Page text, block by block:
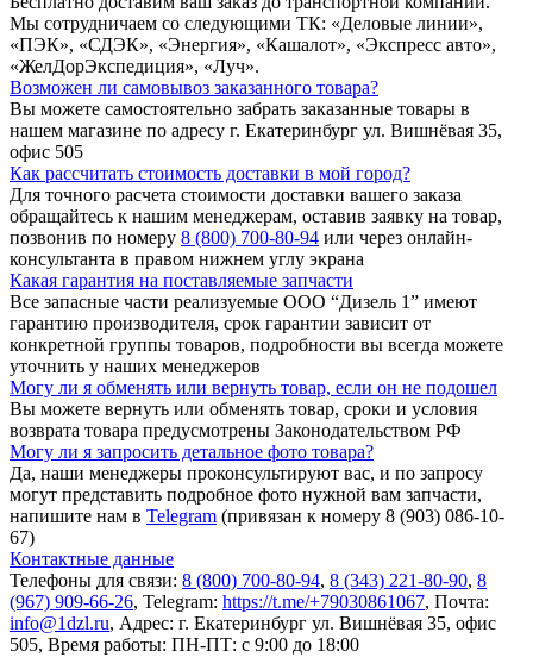
Мы сотрудничаем со следующими ТК: «Деловые линии»,
«ПЭК», «СДЭК», «Энергия», «Кашалот», «Экспресс авто»,
«ЖелДорЭкспедиция», «Луч».
Возможен ли самовывоз заказанного товара?
Вы можете самостоятельно забрать заказанные товары в
нашем магазине по адресу г. Екатеринбург ул. Вишнёвая 35,
офис 505
Как рассчитать стоимость доставки в мой город?
Для точного расчета стоимости доставки вашего заказа
обращайтесь к нашим менеджерам, оставив заявку на товар,
позвонив по номеру 8 (800) 700-80-94 или через онлайн-
консультанта в правом нижнем углу экрана
Какая гарантия на поставляемые запчасти
Все запасные части реализуемые ООО “Дизель 1” имеют
гарантию производителя, срок гарантии зависит от
конкретной группы товаров, подробности вы всегда можете
уточнить у наших менеджеров
Могу ли я обменять или вернуть товар, если он не подошел
Вы можете вернуть или обменять товар, сроки и условия
возврата товара предусмотрены Законодательством РФ
Могу ли я запросить детальное фото товара?
Да, наши менеджеры проконсультируют вас, и по запросу
могут представить подробное фото нужной вам запчасти,
напишите нам в Telegram (привязан к номеру 8 (903) 086-10-
67)
Контактные данные
Телефоны для связи: 8 (800) 700-80-94, 8 (343) 221-80-90, 8
(967) 909-66-26, Telegram: https://t.me/+79030861067, Почта:
info@1dzl.ru, Адрес: г. Екатеринбург ул. Вишнёвая 35, офис
505, Время работы: ПН-ПТ: с 9:00 до 18:00